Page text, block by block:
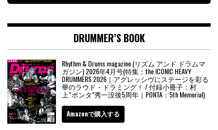
DRUMMER’S BOOK
Rhythm & Drums magazine (リズム アンド ドラムマ
ガジン) 2026年4月号(特集：the ICONIC HEAVY
DRUMMERS 2026｜アグレッシヴにステージを彩る
華のラウド・ドラミング！ / 付録小冊子：村
上“ポンタ”秀一没後5周年｜PONTA：5th Memorial)
Amazonで購入する